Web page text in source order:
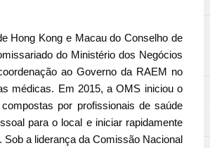
Hong Kong e Macau do Conselho de
do Ministério dos Negócios
ao Governo da RAEM no
médicas. Em 2015, a OMS iniciou o
por profissionais de saúde
para o local e iniciar rapidamente
a liderança da Comissão Nacional